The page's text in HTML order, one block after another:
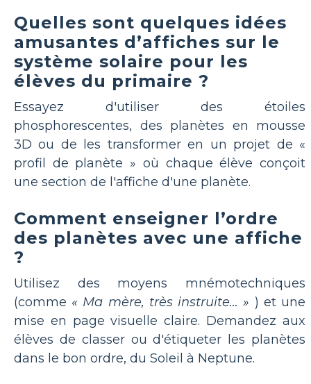
Quelles sont quelques idées
amusantes d’affiches sur le
système solaire pour les
élèves du primaire ?
Essayez d'utiliser des étoiles
phosphorescentes, des planètes en mousse
3D ou de les transformer en un projet de «
profil de planète » où chaque élève conçoit
une section de l'affiche d'une planète.
Comment enseigner l’ordre
des planètes avec une affiche
?
Utilisez des moyens mnémotechniques
(comme « Ma mère, très instruite… » ) et une
mise en page visuelle claire. Demandez aux
élèves de classer ou d'étiqueter les planètes
dans le bon ordre, du Soleil à Neptune.